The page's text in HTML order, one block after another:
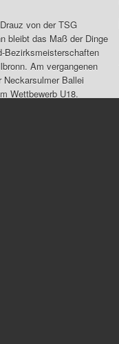
von der TSG
bleibt das Maß der Dinge
Bezirksmeisterschaften
Am vergangenen
Neckarsulmer Ballei
Wettbewerb U18.